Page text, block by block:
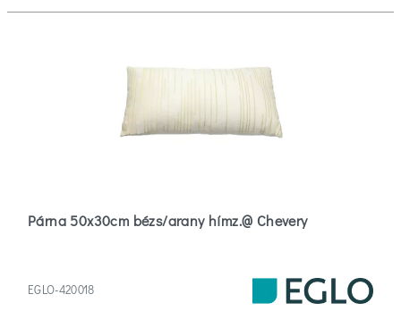
Párna 50x30cm bézs/arany hímz.@ Chevery
EGLO-420018